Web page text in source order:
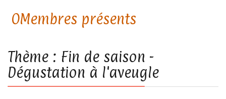
0
Thème : Fin de saison -
Dégustation à l'aveugle